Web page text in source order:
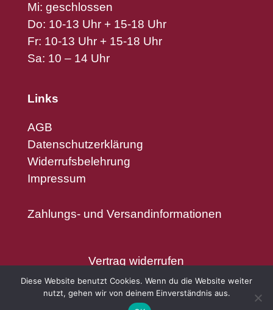
Mi: geschlossen
Do: 10-13 Uhr + 15-18 Uhr
Fr: 10-13 Uhr + 15-18 Uhr
Sa: 10 – 14 Uhr
Links
AGB
Datenschutzerklärung
Widerrufsbelehrung
Impressum
Zahlungs- und Versandinformationen
Vertrag widerrufen
Diese Website benutzt Cookies. Wenn du die Website weiter
nutzt, gehen wir von deinem Einverständnis aus.